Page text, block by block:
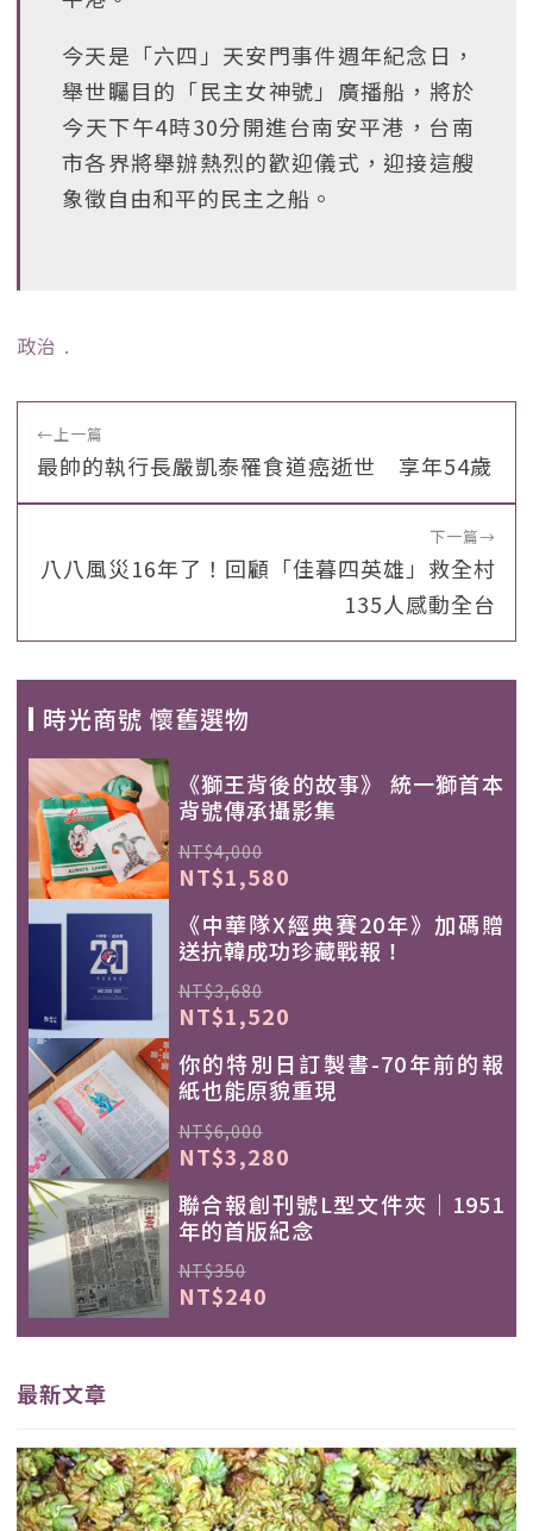
今天是「六四」天安門事件週年紀念日，
舉世矚目的「民主女神號」廣播船，將於
今天下午4時30分開進台南安平港，台南
市各界將舉辦熱烈的歡迎儀式，迎接這艘
象徵自由和平的民主之船。
政治 ﹒
←上一篇
最帥的執行長嚴凱泰罹食道癌逝世 享年54歲
下一篇→
八八風災16年了！回顧「佳暮四英雄」救全村
135人感動全台
時光商號 懷舊選物
《獅王背後的故事》 統一獅首本
背號傳承攝影集
NT$4,000
NT$1,580
《中華隊X經典賽20年》加碼贈
送抗韓成功珍藏戰報！
NT$3,680
NT$1,520
你的特別日訂製書-70年前的報
紙也能原貌重現
NT$6,000
NT$3,280
聯合報創刊號L型文件夾｜1951
年的首版紀念
NT$350
NT$240
最新文章